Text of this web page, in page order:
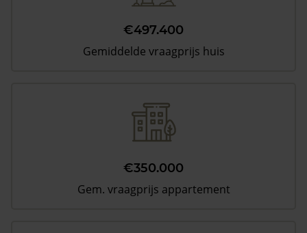
€497.400
Gemiddelde vraagprijs huis
€350.000
Gem. vraagprijs appartement